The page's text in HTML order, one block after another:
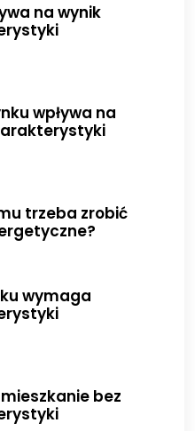
na wynik
wpływa na
trzeba zrobić
wymaga
bez